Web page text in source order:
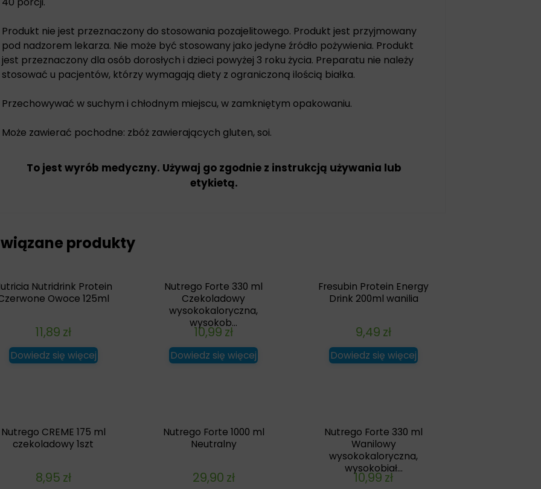
Produkt nie jest przeznaczony do stosowania pozajelitowego. Produkt jest przyjmowany
pod nadzorem lekarza. Nie może być stosowany jako jedyne źródło pożywienia. Produkt
jest przeznaczony dla osób dorosłych i dzieci powyżej 3 roku życia. Preparatu nie należy
stosować u pacjentów, którzy wymagają diety z ograniczoną ilością białka.
Przechowywać w suchym i chłodnym miejscu, w zamkniętym opakowaniu.
Może zawierać pochodne: zbóż zawierających gluten, soi.
To jest wyrób medyczny. Używaj go zgodnie z instrukcją używania lub
etykietą.
produkty
Nutridrink Protein
Owoce 125ml
11,89 zł
Dowiedz się więcej
Nutrego Forte 330 ml
Czekoladowy
wysokokaloryczna,
wysokob...
10,99 zł
Dowiedz się więcej
Fresubin Protein Energy
Drink 200ml wanilia
9,49 zł
Dowiedz się więcej
Nutrego CREME 175 ml
czekoladowy 1szt
8,95 zł
Nutrego Forte 1000 ml
Neutralny
29,90 zł
Nutrego Forte 330 ml
Wanilowy
wysokokaloryczna,
wysokobiał...
10,99 zł